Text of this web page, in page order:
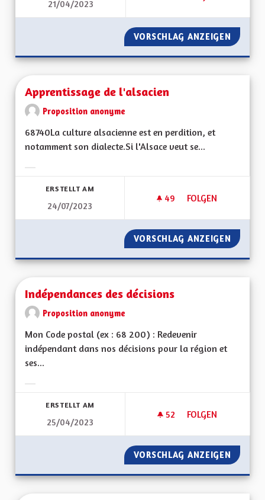
21/04/2023
VORSCHLAG ANZEIGEN PRISE
Apprentissage de l'alsacien
Proposition anonyme
68740La culture alsacienne est en perdition, et
notamment son dialecte.Si l'Alsace veut se...
ERSTELLT AM
24/07/2023
49 49 FOLLOWER
FOLGEN
APPRENTISSAGE
VORSCHLAG ANZEIGEN
Indépendances des décisions
Proposition anonyme
Mon Code postal (ex : 68 200) : Redevenir
indépendant dans nos décisions pour la région et
ses...
ERSTELLT AM
25/04/2023
52 52 FOLLOWER
FOLGEN
INDÉPENDANCES
VORSCHLAG ANZEIGEN